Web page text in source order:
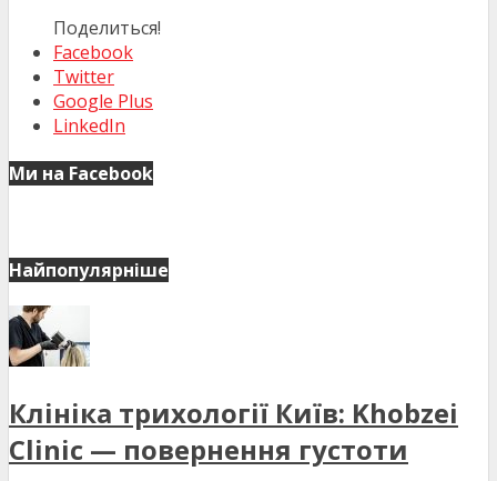
Поделиться!
Facebook
Twitter
Google Plus
LinkedIn
Ми на Facebook
Найпопулярніше
Клініка трихології Київ: Khobzei
Clinic — повернення густоти